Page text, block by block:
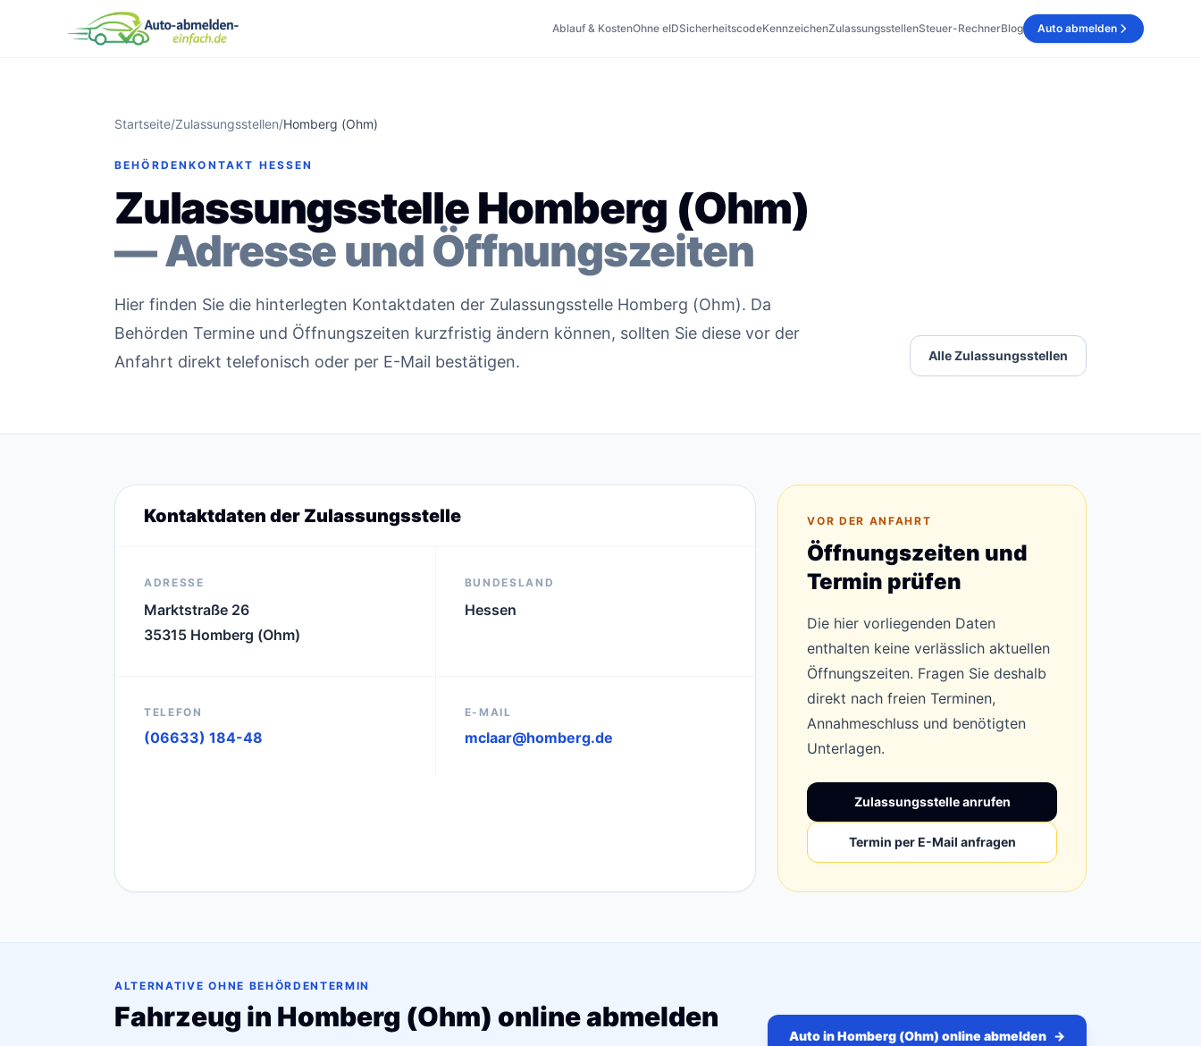
Ablauf & KostenOhne eIDSicherheitscodeKennzeichenZulassungsstellenSteuer-RechnerBlog Auto abmelden
Startseite/Zulassungsstellen/Homberg (Ohm)
BEHÖRDENKONTAKT HESSEN
Zulassungsstelle Homberg (Ohm)
— Adresse und Öffnungszeiten
Hier finden Sie die hinterlegten Kontaktdaten der Zulassungsstelle Homberg (Ohm). Da
Behörden Termine und Öffnungszeiten kurzfristig ändern können, sollten Sie diese vor der
Anfahrt direkt telefonisch oder per E-Mail bestätigen.
Alle Zulassungsstellen
Kontaktdaten der Zulassungsstelle
ADRESSE
Marktstraße 26
35315 Homberg (Ohm)
BUNDESLAND
Hessen
TELEFON
(06633) 184-48
E-MAIL
mclaar@homberg.de
VOR DER ANFAHRT
Öffnungszeiten und
Termin prüfen
Die hier vorliegenden Daten
enthalten keine verlässlich aktuellen
Öffnungszeiten. Fragen Sie deshalb
direkt nach freien Terminen,
Annahmeschluss und benötigten
Unterlagen.
Zulassungsstelle anrufen
Termin per E-Mail anfragen
ALTERNATIVE OHNE BEHÖRDENTERMIN
Fahrzeug in Homberg (Ohm) online abmelden
Auto in Homberg (Ohm) online abmelden →